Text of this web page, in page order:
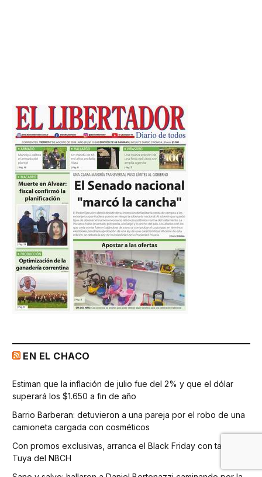
EN EL CHACO
Estiman que la inflación de julio fue del 2% y que el dólar
superará los $1.650 a fin de año
Barrio Barberan: detuvieron a una pareja por el robo de una
camioneta cargada con cosméticos
Con promos exclusivas, arranca el Black Friday con tarjeta
Tuya del NBCH